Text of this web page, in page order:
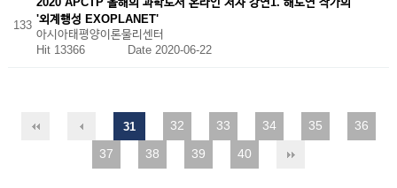
133
'외계행성 EXOPLANET'
아시아태평양이론물리센터
Hit 13366
Date 2020-06-22
31 32 33 34 35
36
37
38 39 40